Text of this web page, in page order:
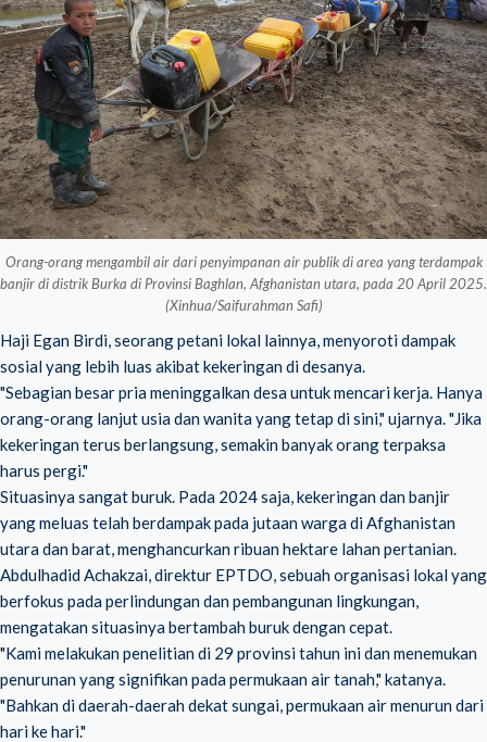
Orang-orang mengambil air dari penyimpanan air publik di area yang terdampak
banjir di distrik Burka di Provinsi Baghlan, Afghanistan utara, pada 20 April 2025.
(Xinhua/Saifurahman Safi)
Haji Egan Birdi, seorang petani lokal lainnya, menyoroti dampak
sosial yang lebih luas akibat kekeringan di desanya.
"Sebagian besar pria meninggalkan desa untuk mencari kerja. Hanya
orang-orang lanjut usia dan wanita yang tetap di sini," ujarnya. "Jika
kekeringan terus berlangsung, semakin banyak orang terpaksa
harus pergi."
Situasinya sangat buruk. Pada 2024 saja, kekeringan dan banjir
yang meluas telah berdampak pada jutaan warga di Afghanistan
utara dan barat, menghancurkan ribuan hektare lahan pertanian.
Abdulhadid Achakzai, direktur EPTDO, sebuah organisasi lokal yang
berfokus pada perlindungan dan pembangunan lingkungan,
mengatakan situasinya bertambah buruk dengan cepat.
"Kami melakukan penelitian di 29 provinsi tahun ini dan menemukan
penurunan yang signifikan pada permukaan air tanah," katanya.
"Bahkan di daerah-daerah dekat sungai, permukaan air menurun dari
hari ke hari."